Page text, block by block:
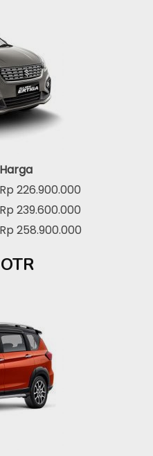
Harga
Rp 226.900.000
Rp 239.600.000
Rp 258.900.000